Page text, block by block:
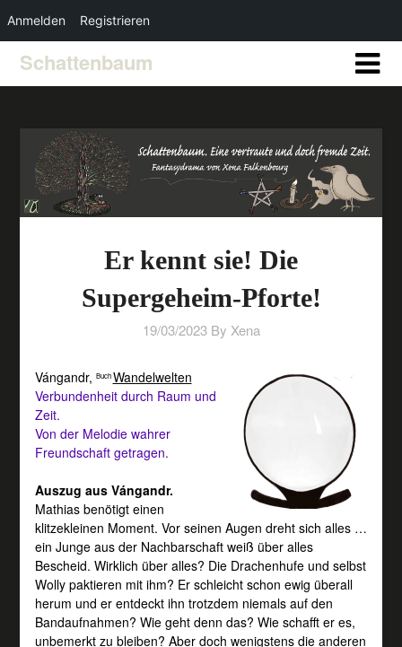
Schattenbaum
Er kennt sie! Die
Supergeheim-Pforte!
19/03/2023 By Xena
Vángandr, BuchWandelwelten
Verbundenheit durch Raum und
Zeit.
Von der Melodie wahrer
Freundschaft getragen.
Auszug aus Vángandr.
Mathias benötigt einen
klitzekleinen Moment. Vor seinen Augen dreht sich alles …
ein Junge aus der Nachbarschaft weiß über alles
Bescheid. Wirklich über alles? Die Drachenhufe und selbst
Wolly paktieren mit ihm? Er schleicht schon ewig überall
herum und er entdeckt ihn trotzdem niemals auf den
Bandaufnahmen? Wie geht denn das? Wie schafft er es,
unbemerkt zu bleiben? Aber doch wenigstens die anderen
Anmelden Registrieren